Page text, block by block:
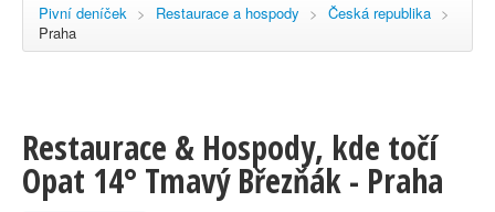
Pivní deníček > Restaurace a hospody > Česká republika >
Praha
Restaurace & Hospody, kde točí
Opat 14° Tmavý Březňák - Praha